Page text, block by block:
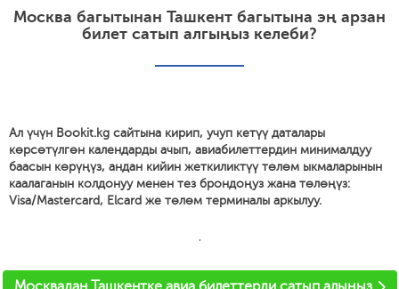
Москва багытынан Ташкент багытына эң арзан
билет сатып алгыңыз келеби?
Ал үчүн Bookit.kg сайтына кирип, учуп кетүү даталары
көрсөтүлгөн календарды ачып, авиабилеттердин минималдуу
баасын көрүңүз, андан кийин жеткиликтүү төлөм ыкмаларынын
каалаганын колдонуу менен тез брондоңуз жана төлөңүз:
Visa/Mastercard, Elcard же төлөм терминалы аркылуу.
'